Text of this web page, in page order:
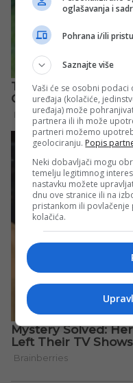
oglašavanja i
Pohrana i/ili
Saznajte više
Vaši će se osobni
uređaja (kolačiće,
uređaja) može
partnera ili ih može
partneri možemo
geolociranju. Popis
Neki dobavljači mogu
temelju legitimnog
nastavku možete
dnu ove stranice ili na
pristankom ili
kolačića.